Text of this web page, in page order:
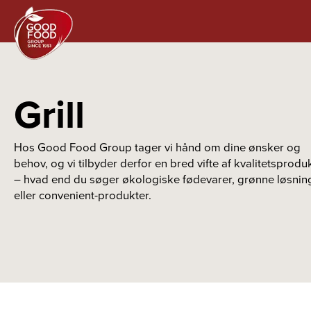
Grill
Hos Good Food Group tager vi hånd om dine ønsker og
behov, og vi tilbyder derfor en bred vifte af
– hvad end du søger økologiske fødevarer, grønne
eller convenient-produkter.